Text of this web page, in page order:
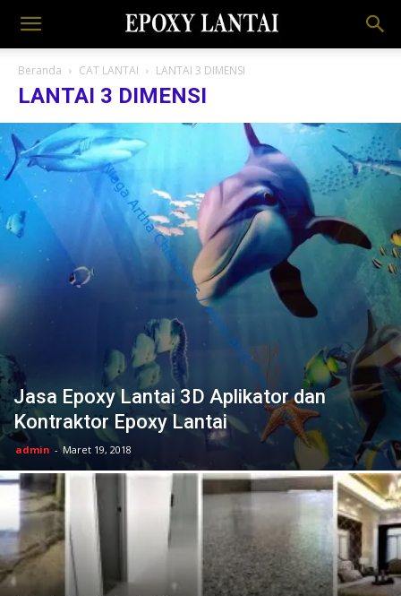
Beranda CAT LANTAI LANTAI 3 DIMENSI
LANTAI 3 DIMENSI
Jasa Epoxy Lantai 3D Aplikator dan
Kontraktor Epoxy Lantai
admin - Maret 19, 2018